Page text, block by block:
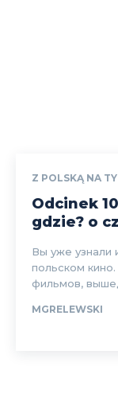
Z POLSKĄ NA TY
Odcinek
gdzie? o
Вы уже узнали
польском
фильмов,
MGRELEWSKI